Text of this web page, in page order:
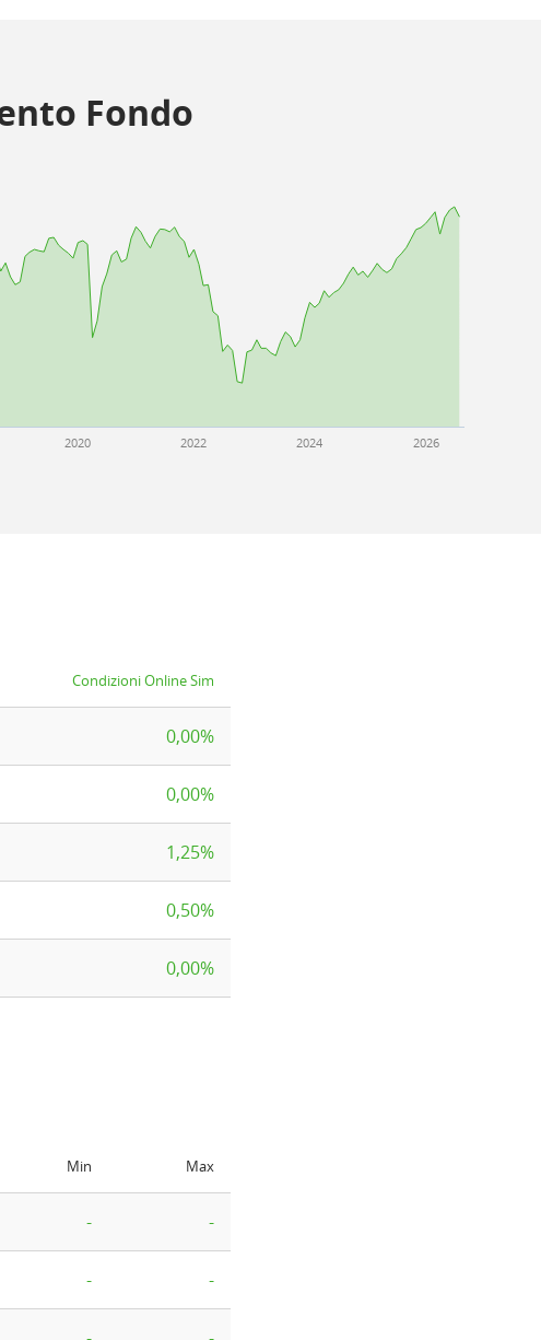
Fondo
2020 2022 2024 2026
Condizioni Online Sim
0,00%
0,00%
1,25%
0,50%
0,00%
Min Max
- -
- -